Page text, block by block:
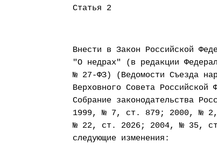
Статья 2
Внести в Закон Российской
"О недрах" (в редакции
№ 27-ФЗ) (Ведомости Съезда
Верховного Совета
Собрание законодательства
1999, № 7, ст. 879; 2000, №
№ 22, ст. 2026; 2004, № 35,
следующие изменения: